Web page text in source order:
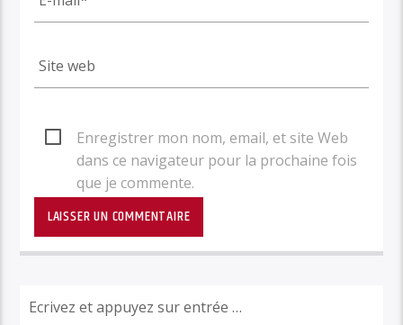
Enregistrer mon nom, email, et site Web
dans ce navigateur pour la prochaine fois
que je commente.